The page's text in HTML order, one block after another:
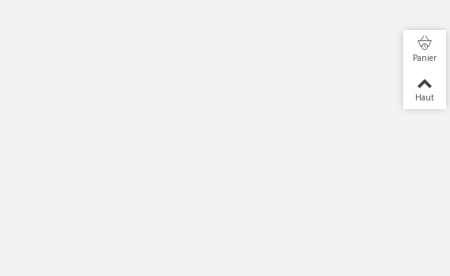
Panier
Haut